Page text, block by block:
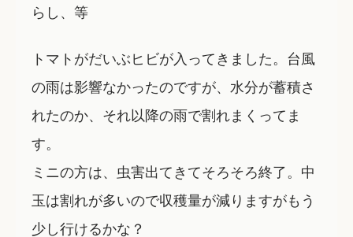
らし、等
トマトがだいぶヒビが入ってきました。台風
の雨は影響なかったのですが、水分が蓄積さ
れたのか、それ以降の雨で割れまくってま
す。
ミニの方は、虫害出てきてそろそろ終了。中
玉は割れが多いので収穫量が減りますがもう
少し行けるかな？